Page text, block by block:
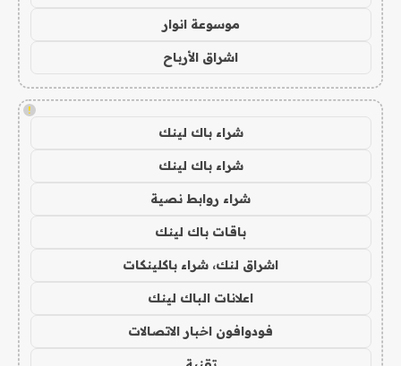
موسوعة انوار
اشراق الأرباح
!
شراء باك لينك
شراء باك لينك
شراء روابط نصية
باقات باك لينك
اشراق لنك، شراء باكلينكات
اعلانات الباك لينك
فودوافون اخبار الاتصالات